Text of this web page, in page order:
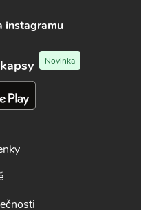
instagramu
Novinka